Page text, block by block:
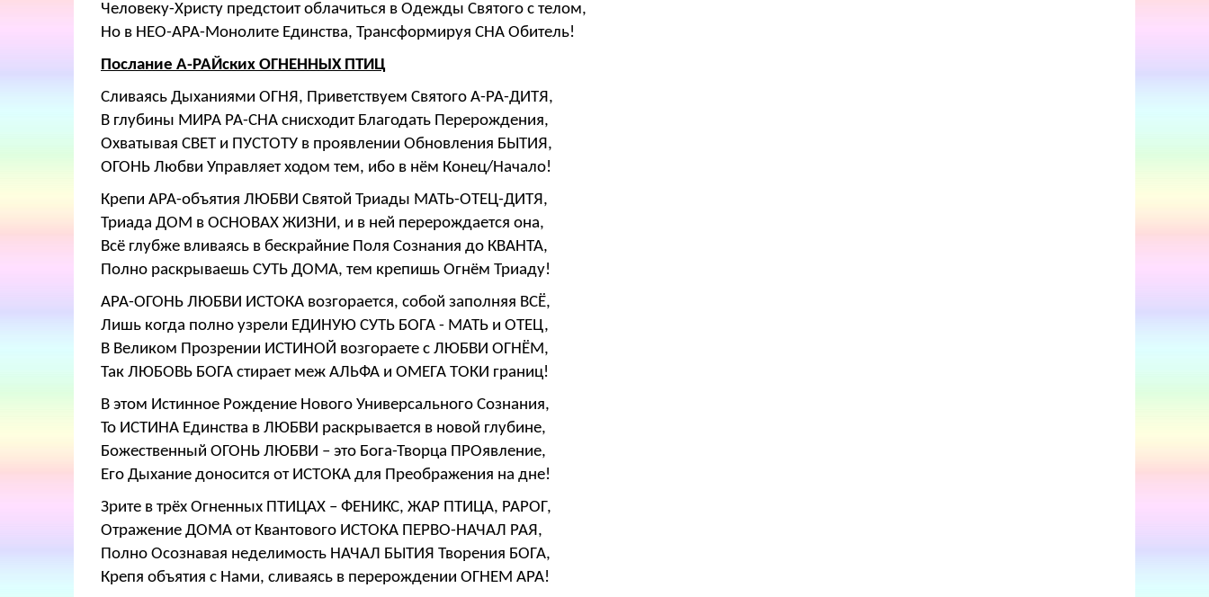
Человеку-Христу предстоит облачиться в Одежды Святого с телом,
Но в НЕО-АРА-Монолите Единства, Трансформируя СНА Обитель!
Послание А-РАЙских ОГНЕННЫХ ПТИЦ
Сливаясь Дыханиями ОГНЯ, Приветствуем Святого А-РА-ДИТЯ,
В глубины МИРА РА-СНА снисходит Благодать Перерождения,
Охватывая СВЕТ и ПУСТОТУ в проявлении Обновления БЫТИЯ,
ОГОНЬ Любви Управляет ходом тем, ибо в нём Конец/Начало!
Крепи АРА-объятия ЛЮБВИ Святой Триады МАТЬ-ОТЕЦ-ДИТЯ,
Триада ДОМ в ОСНОВАХ ЖИЗНИ, и в ней перерождается она,
Всё глубже вливаясь в бескрайние Поля Сознания до КВАНТА,
Полно раскрываешь СУТЬ ДОМА, тем крепишь Огнём Триаду!
АРА-ОГОНЬ ЛЮБВИ ИСТОКА возгорается, собой заполняя ВСЁ,
Лишь когда полно узрели ЕДИНУЮ СУТЬ БОГА - МАТЬ и ОТЕЦ,
В Великом Прозрении ИСТИНОЙ возгораете с ЛЮБВИ ОГНЁМ,
Так ЛЮБОВЬ БОГА стирает меж АЛЬФА и ОМЕГА ТОКИ границ!
В этом Истинное Рождение Нового Универсального Сознания,
То ИСТИНА Единства в ЛЮБВИ раскрывается в новой глубине,
Божественный ОГОНЬ ЛЮБВИ – это Бога-Творца ПРОявление,
Его Дыхание доносится от ИСТОКА для Преображения на дне!
Зрите в трёх Огненных ПТИЦАХ – ФЕНИКС, ЖАР ПТИЦА, РАРОГ,
Отражение ДОМА от Квантового ИСТОКА ПЕРВО-НАЧАЛ РАЯ,
Полно Осознавая неделимость НАЧАЛ БЫТИЯ Творения БОГА,
Крепя объятия с Нами, сливаясь в перерождении ОГНЕМ АРА!